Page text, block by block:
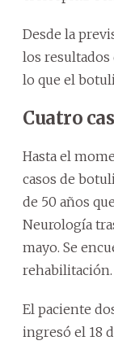
Desde la
los
lo que el
Cuatro
Hasta el
casos de
de 50 años
Neurología
mayo. Se
rehabilitación.
El paciente
ingresó el 18